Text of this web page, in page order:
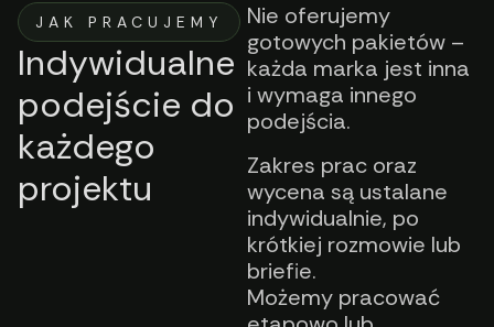
JAK PRACUJEMY
Indywidualne
podejście do
każdego
projektu
Nie oferujemy
gotowych pakietów –
każda marka jest inna
i wymaga innego
podejścia.
Zakres prac oraz
wycena są ustalane
indywidualnie, po
krótkiej rozmowie lub
briefie.
Możemy pracować